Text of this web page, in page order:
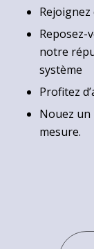
Reposez-
notre
système
Profitez
Nouez
mesure.